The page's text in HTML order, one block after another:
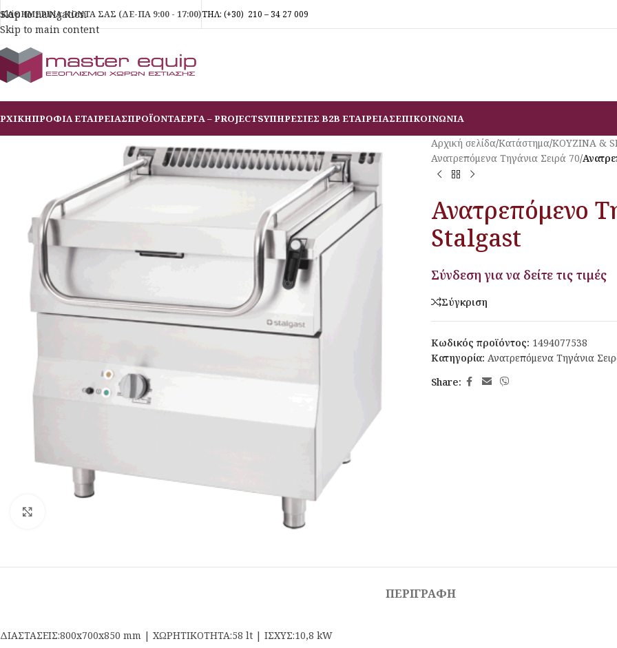
Skip to navigation
Skip to main content
ΚΑΘΗΜΕΡΙΝΑ ΚΟΝΤΑ ΣΑΣ (ΔΕ-ΠΑ 9:00 - 17:00)ΤΗΛ: (+30) 210 – 34 27 009
ΠΡΟΦΙΛ ΕΤΑΙΡΕΙΑΣΠΡΟΪΟΝΤΑΕΡΓΑ – PROJECTSΥΠΗΡΕΣΙΕΣ B2B ΕΤΑΙΡΕΙΑΣΕΠΙΚΟΙΝΩΝΙΑ
Αρχική σελίδα/Κατάστημα/ΚΟΥΖΙΝΑ &
Ανατρεπόμενα Τηγάνια Σειρά 70/
Ανατρεπόμενο
Stalgast
Σύνδεση για να δείτε τις τιμές
Σύγκριση
Κωδικός προϊόντος: 1494077538
Κατηγορία: Ανατρεπόμενα Τηγάνια
Share:
ΠΕΡΙΓΡΑΦΉ
ΔΙΑΣΤΑΣΕΙΣ:800x700x850 mm | ΧΩΡΗΤΙΚΟΤΗΤΑ:58 lt | ΙΣΧΥΣ:10,8 kW